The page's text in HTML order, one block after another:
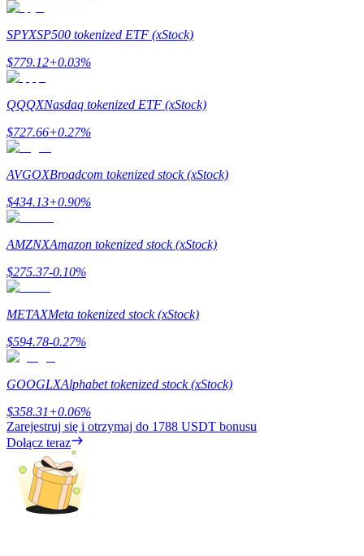
Automatyczna inwestycja
Naucz się stakingu
Dowiedz się, jak uzyskać dochód pasywny
Bitrue
Bitruści Partnerzy
SPYXSP500 tokenized ETF (xStock)
$779.12+0.03%
QQQXNasdaq tokenized ETF (xStock)
$727.66+0.27%
AVGOXBroadcom tokenized stock (xStock)
$434.13+0.90%
AMZNXAmazon tokenized stock (xStock)
$275.37-0.10%
METAXMeta tokenized stock (xStock)
$594.78-0.27%
GOOGLXAlphabet tokenized stock (xStock)
$358.31+0.06%
Zarejestruj się i otrzymaj do 1788 USDT bonusu
Dołącz teraz